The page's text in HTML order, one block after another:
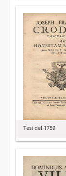
Tesi del 1759